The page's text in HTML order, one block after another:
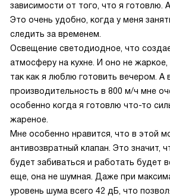
зависимости от того, что я готовлю.
Это очень удобно, когда у меня
следить за временем.
Освещение светодиодное, что
атмосферу на кухне. И оно не
так как я люблю готовить вечером. А
производительность в 800 м/ч мне
особенно когда я готовлю что-то
жареное.
Мне особенно нравится, что в этой
антивозвратный клапан. Это значит,
будет забиваться и работать будет
еще, она не шумная. Даже при
уровень шума всего 42 дБ, что